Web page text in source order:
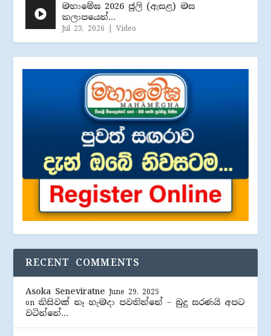
මහාමේඝ 2026 ජූලි (​ඇසළ) මස
කලාපයෙන්…
Jul 23, 2026 |Video
RECENT COMMENTS
Asoka Seneviratne June 29, 2025
on කිසිවක් නෑ හැමදා පවතින්නේ – බුදු සරණයි අපට
වටින්නේ…